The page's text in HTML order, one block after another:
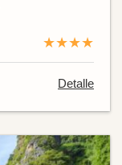
★★★★
Detalle